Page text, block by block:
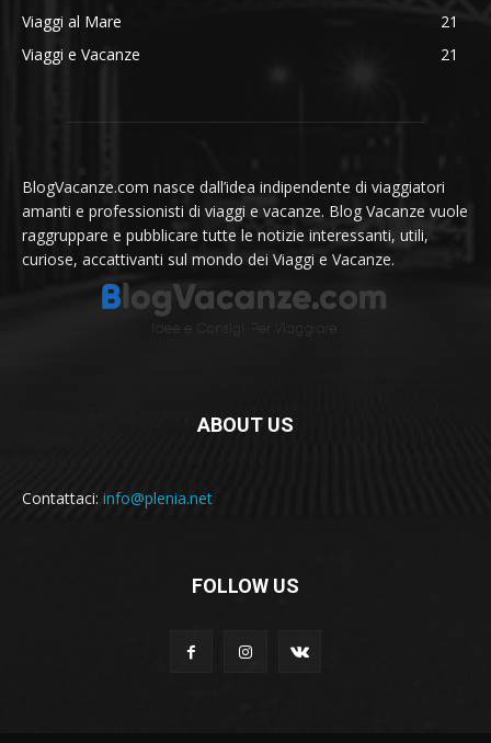
Viaggi al Mare
21
Viaggi e Vacanze
21
BlogVacanze.com nasce dall’idea indipendente di viaggiatori
amanti e professionisti di viaggi e vacanze. Blog Vacanze vuole
raggruppare e pubblicare tutte le notizie interessanti, utili,
curiose, accattivanti sul mondo dei Viaggi e Vacanze.
ABOUT US
Contattaci: info@plenia.net
FOLLOW US